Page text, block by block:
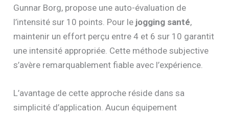
Gunnar Borg, propose une auto-évaluation de
l’intensité sur 10 points. Pour le jogging santé,
maintenir un effort perçu entre 4 et 6 sur 10 garantit
une intensité appropriée. Cette méthode subjective
s’avère remarquablement fiable avec l’expérience.
L’avantage de cette approche réside dans sa
simplicité d’application. Aucun équipement